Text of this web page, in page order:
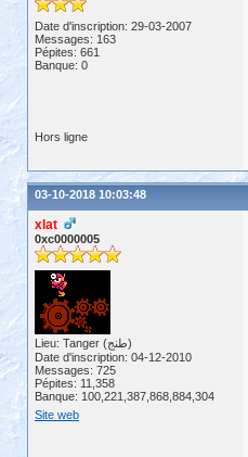
Date d'inscription: 29-03-2007
Messages: 163
Pépites: 661
Banque: 0
Hors ligne
03-10-2018 10:03:48
xlat
0xc0000005
Lieu: Tanger (طنج)
Date d'inscription: 04-12-2010
Messages: 725
Pépites: 11,358
Banque: 100,221,387,868,884,304
Site web